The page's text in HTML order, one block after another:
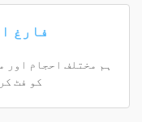
فارغ
ہم مختلف احجام اور
کو فٹ